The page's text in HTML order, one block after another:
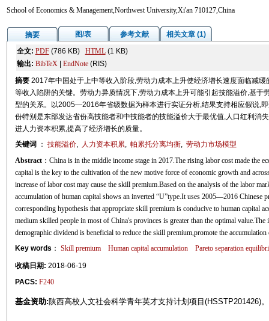
School of Economics & Management,Northwest University,Xi'an 710127,China
摘要 图/表 参考文献
相关文章 (1)
全文: PDF(786 KB) HTML(1 KB)
输出: BibTeX| EndNote(RIS)
摘要 2017年中国处于上中等收入阶段,劳动力成本上升使经济增长速度面临减
等收入陷阱的关键。劳动力异质情况下,劳动力成本上升可能引起技能溢价,基
型的关系。以2005—2016年省级数据为样本进行实证分析,结果支持相应假说,
份特别是东部发达省份高技能者和中技能者的技能溢价大于最优值,人口红利消
进人力资本积累,提高了经济增长的质量。
关键词
： 技能溢价, 人力资本积累, 帕累托分离均衡, 劳动力市场模型
Abstract：China is in the middle income stage in 2017.The rising labor cost made the
capital is the key to the cultivation of the new motive force of economic growth and
increase of labor cost may cause the skill premium.Based on the analysis of the labor
accumulation of human capital shows an inverted “U”type.It uses 2005—2016 Chinese
corresponding hypothesis that appropriate skill premium is conducive to human capital
medium skilled people in most of China's provinces is greater than the optimal value.The
demographic dividend is beneficial to reduce the skill premium,promote the
Key words ： Skill premium Human capital accumulation Pareto separation
收稿日期: 2018-06-19
PACS: F240
基金资助:陕西高校人文社会科学青年英才支持计划项目(HSSTP201426)。